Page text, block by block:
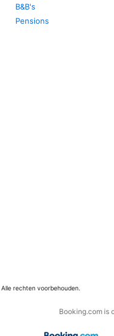
B&B's
Pensions
rechten voorbehouden.
Booking.com is